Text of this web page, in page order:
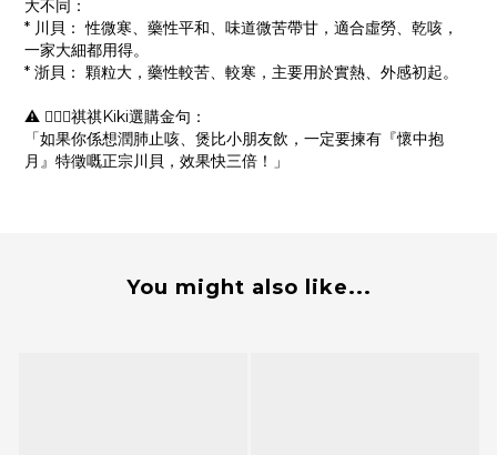
大不同：
* 川貝： 性微寒、藥性平和、味道微苦帶甘，適合虛勞、乾咳，
一家大細都用得。
* 浙貝： 顆粒大，藥性較苦、較寒，主要用於實熱、外感初起。
⚠️ 👱🏻‍♀️祺祺Kiki選購金句：
「如果你係想潤肺止咳、煲比小朋友飲，一定要揀有『懷中抱
月』特徵嘅正宗川貝，效果快三倍！」
You might also like...